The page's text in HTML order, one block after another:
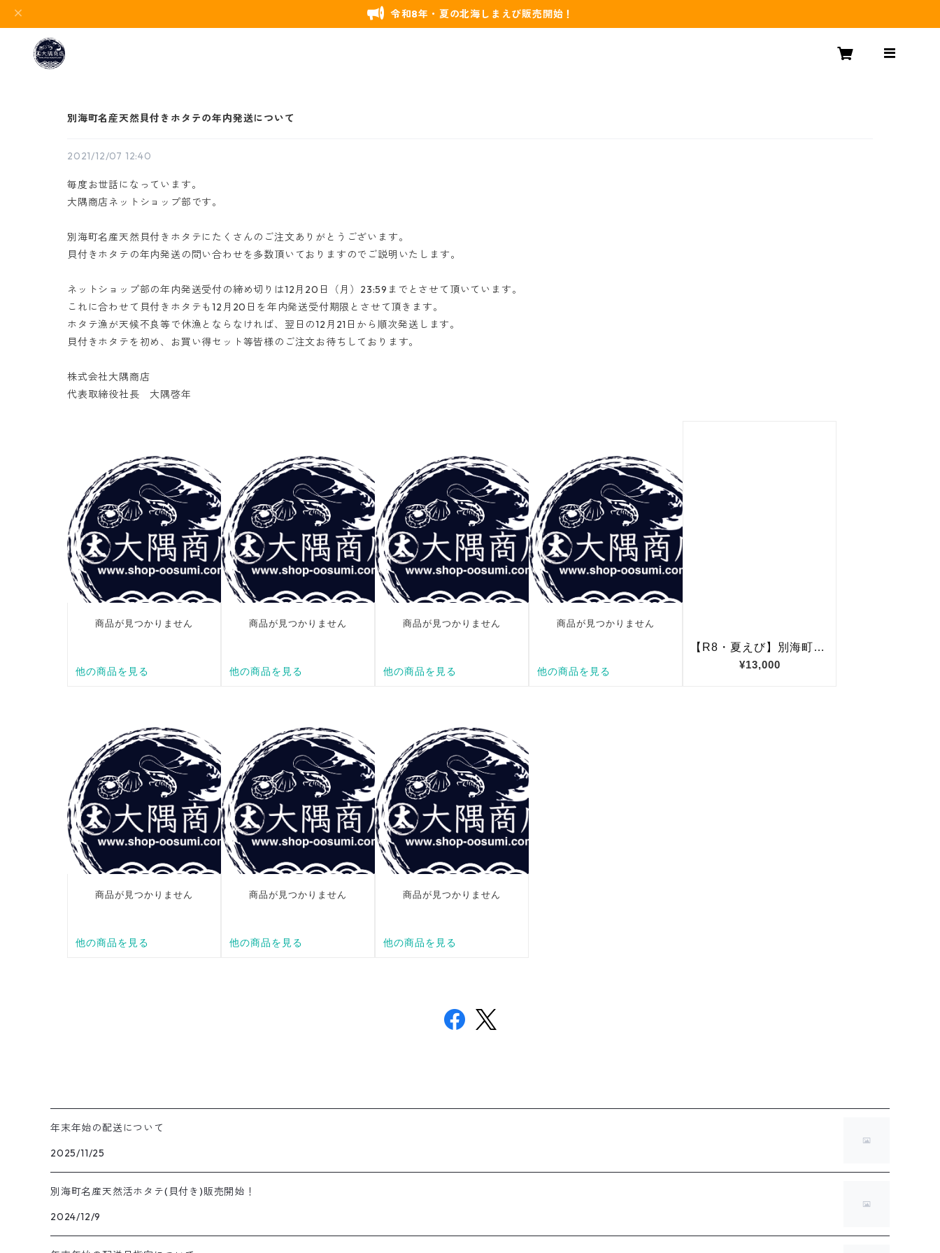
令和8年・夏の北海しまえび販売開始！
別海町名産天然貝付きホタテの年内発送について
2021/12/07 12:40
毎度お世話になっています。
大隅商店ネットショップ部です。
別海町名産天然貝付きホタテにたくさんのご注文ありがとうございます。
貝付きホタテの年内発送の問い合わせを多数頂いておりますのでご説明いたします。
ネットショップ部の年内発送受付の締め切りは12月20日（月）23:59までとさせて頂いています。
これに合わせて貝付きホタテも12月20日を年内発送受付期限とさせて頂きます。
ホタテ漁が天候不良等で休漁とならなければ、翌日の12月21日から順次発送します。
貝付きホタテを初め、お買い得セット等皆様のご注文お待ちしております。
株式会社大隅商店
代表取締役社長 大隅啓年
年末年始の配送について
2025/11/25
別海町名産天然活ホタテ(貝付き)販売開始！
2024/12/9